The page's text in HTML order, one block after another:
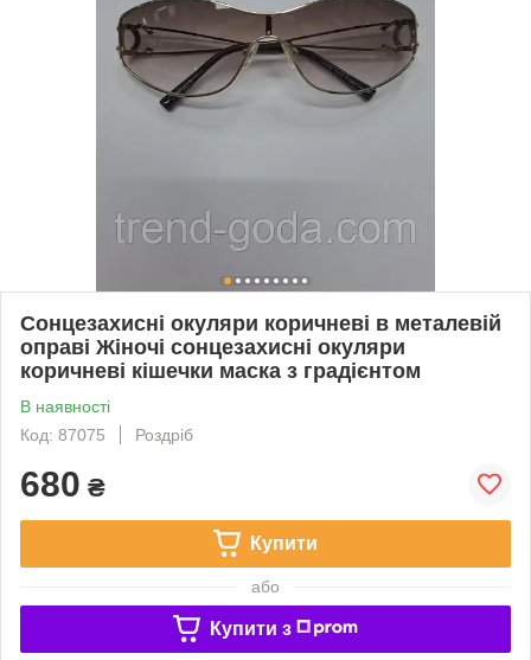
Сонцезахисні окуляри коричневі в металевій
оправі Жіночі сонцезахисні окуляри
коричневі кішечки маска з градієнтом
В наявності
Код: 87075
Роздріб
680 ₴
Купити
або
Купити з